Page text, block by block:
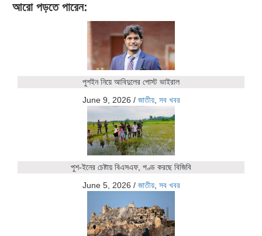
আরো পড়তে পারেন:
পুশইন নিয়ে আবিদুলের পোস্ট ভাইরাল
June 9, 2026 / জাতীয়, সব খবর
পুশ-ইনের চেষ্টায় বিএসএফ, পণ্ড করছে বিজিবি
June 5, 2026 / জাতীয়, সব খবর